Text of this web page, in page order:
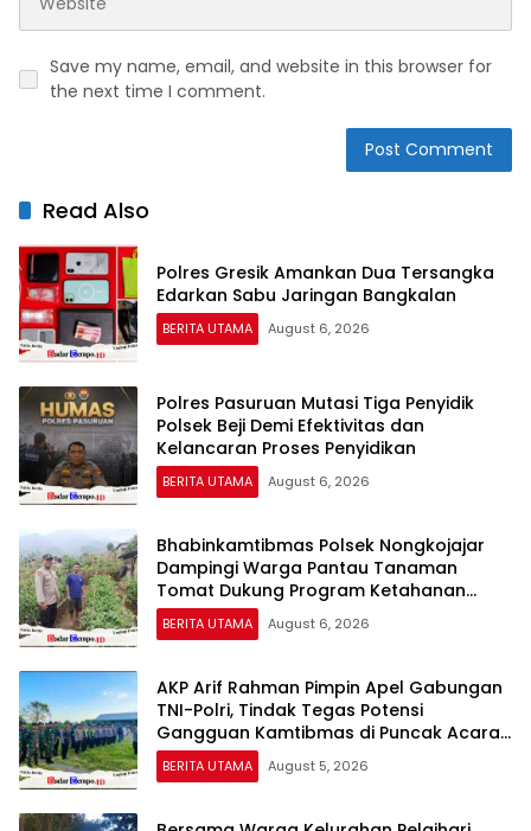
Save my name, email, and website in this browser for
the next time I comment.
Read Also
Polres Gresik Amankan Dua Tersangka
Edarkan Sabu Jaringan Bangkalan
BERITA UTAMA August 6, 2026
Polres Pasuruan Mutasi Tiga Penyidik
Polsek Beji Demi Efektivitas dan
Kelancaran Proses Penyidikan
BERITA UTAMA August 6, 2026
Bhabinkamtibmas Polsek Nongkojajar
Dampingi Warga Pantau Tanaman
Tomat Dukung Program Ketahanan
Pangan Nasional
BERITA UTAMA August 6, 2026
AKP Arif Rahman Pimpin Apel Gabungan
TNI-Polri, Tindak Tegas Potensi
Gangguan Kamtibmas di Puncak Acara
Wong Bodho Sidowungu
BERITA UTAMA August 5, 2026